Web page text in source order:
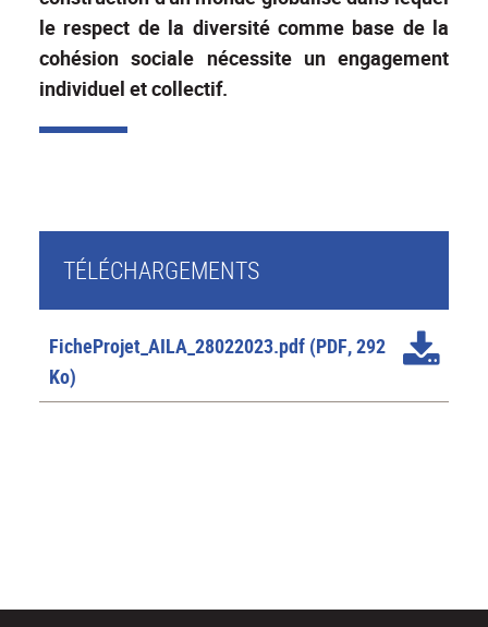
le respect de la diversité comme base de la
cohésion sociale nécessite un engagement
individuel et collectif.
TÉLÉCHARGEMENTS
FicheProjet_AILA_28022023.pdf (PDF, 292
Ko)